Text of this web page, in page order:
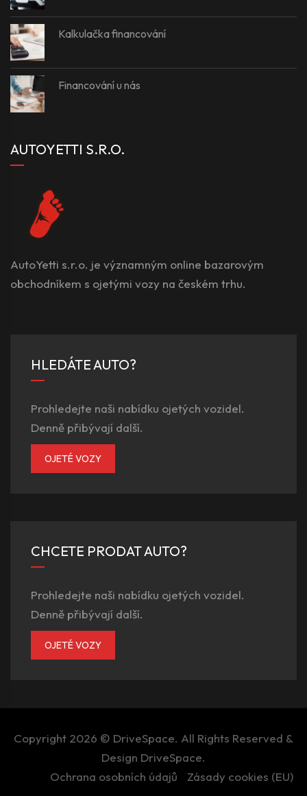
Kalkulačka financování
Financování u nás
AUTOYETTI S.R.O.
AutoYetti s.r.o. je významným online bazarovým
obchodníkem s ojetými vozy na českém trhu.
HLEDÁTE AUTO?
Prohledejte naši nabídku ojetých vozidel.
Denně přibývají další.
OJETÉ VOZY
CHCETE PRODAT AUTO?
Prohledejte naši nabídku ojetých vozidel.
Denně přibývají další.
OJETÉ VOZY
Copyright 2026 © DriveSpace. All Rights Reserved &
Design DriveSpace.
Ochrana osobních údajů
Zásady cookies (EU)